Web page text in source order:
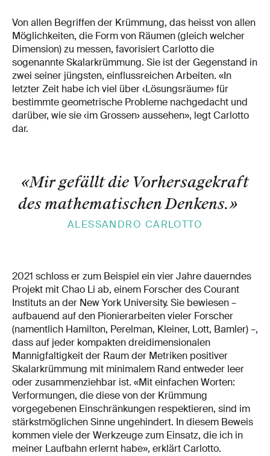
Von allen Begriffen der Krümmung, das heisst von allen
Möglichkeiten, die Form von Räumen (gleich welcher
Dimension) zu messen, favorisiert Carlotto die
sogenannte Skalarkrümmung. Sie ist der Gegenstand in
zwei seiner jüngsten, einflussreichen Arbeiten. «In
letzter Zeit habe ich viel über ‹Lösungsräume› für
bestimmte geometrische Probleme nachgedacht und
darüber, wie sie ‹im Grossen› aussehen», legt Carlotto
dar.
«Mir gefällt die Vorhersagekraft
des mathematischen Denkens.»
ALESSANDRO CARLOTTO
2021 schloss er zum Beispiel ein vier Jahre dauerndes
Projekt mit Chao Li ab, einem Forscher des Courant
Instituts an der New York University. Sie bewiesen –
aufbauend auf den Pionierarbeiten vieler Forscher
(namentlich Hamilton, Perelman, Kleiner, Lott, Bamler) –,
dass auf jeder kompakten dreidimensionalen
Mannigfaltigkeit der Raum der Metriken positiver
Skalarkrümmung mit minimalem Rand entweder leer
oder zusammenziehbar ist. «Mit einfachen Worten:
Verformungen, die diese von der Krümmung
vorgegebenen Einschränkungen respektieren, sind im
stärkstmöglichen Sinne ungehindert. In diesem Beweis
kommen viele der Werkzeuge zum Einsatz, die ich in
meiner Laufbahn erlernt habe», erklärt Carlotto.